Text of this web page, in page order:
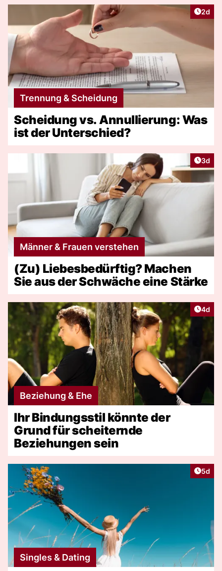
2d
Trennung & Scheidung
Scheidung vs. Annullierung: Was
ist der Unterschied?
3d
Männer & Frauen verstehen
(Zu) Liebesbedürftig? Machen
Sie aus der Schwäche eine Stärke
4d
Beziehung & Ehe
Ihr Bindungsstil könnte der
Grund für scheiternde
Beziehungen sein
5d
Singles & Dating